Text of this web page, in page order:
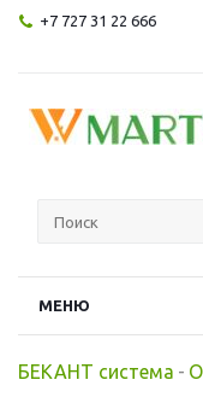
+7 727 31 22 666
МЕНЮ
БЕКАНТ система -